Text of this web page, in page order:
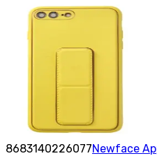
8683140226077Newface